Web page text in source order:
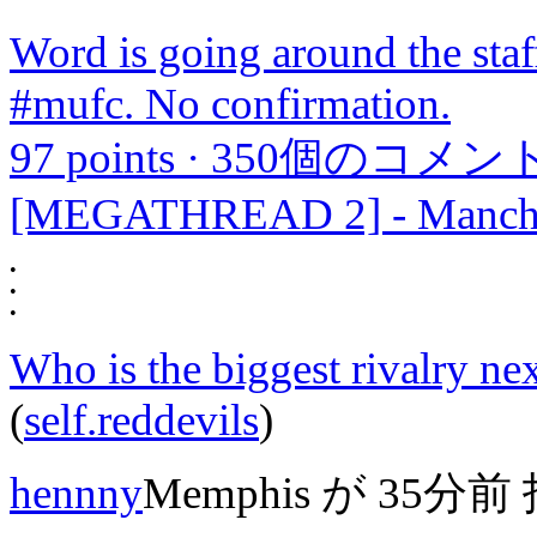
Word is going around the
#mufc. No confirmation.
97 points · 350個のコメン
[MEGATHREAD 2] -
•
•
•
Who is the biggest rivalry
(self.reddevils)
hennnyMemphis が 35分前